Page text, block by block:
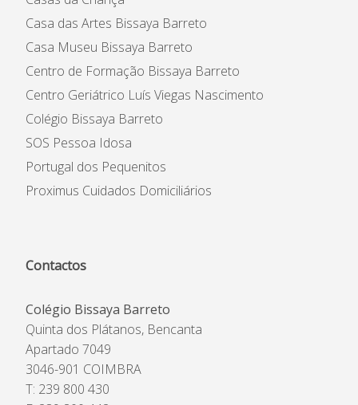
Casa das Artes Bissaya Barreto
Casa Museu Bissaya Barreto
Centro de Formação Bissaya Barreto
Centro Geriátrico Luís Viegas Nascimento
Colégio Bissaya Barreto
SOS Pessoa Idosa
Portugal dos Pequenitos
Proximus Cuidados Domiciliários
Contactos
Colégio Bissaya Barreto
Quinta dos Plátanos, Bencanta
Apartado 7049
3046-901 COIMBRA
T: 239 800 430